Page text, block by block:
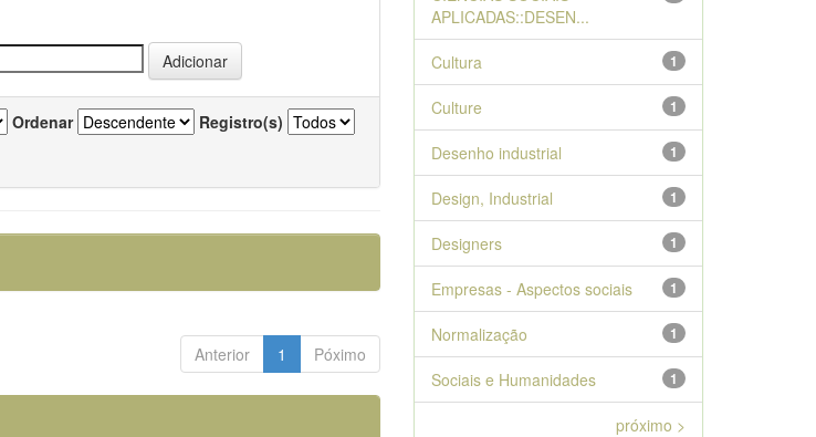
Ordenar Registro(s)
Anterior 1 Póximo
APLICADAS::DESEN...
1
Cultura
1
Culture
1
Desenho industrial
1
Design, Industrial
1
Designers
1
Empresas - Aspectos sociais
1
Normalização
1
Sociais e Humanidades
próximo >